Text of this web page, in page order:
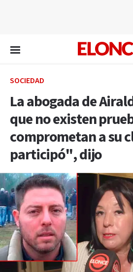
SOCIEDAD
La abogada de
que no existen
comprometan a su
participó", dijo